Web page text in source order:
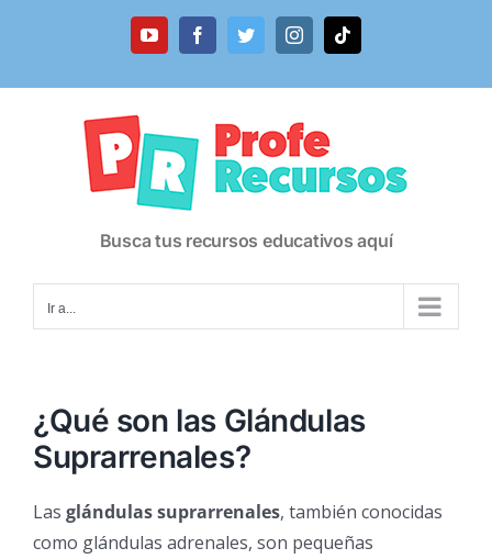
YouTubeFacebookTwitterInstagramTiktok
Busca tus recursos educativos aquí
Ir a...
¿Qué son las Glándulas
Suprarrenales?
Las glándulas suprarrenales, también conocidas
como glándulas adrenales, son pequeñas